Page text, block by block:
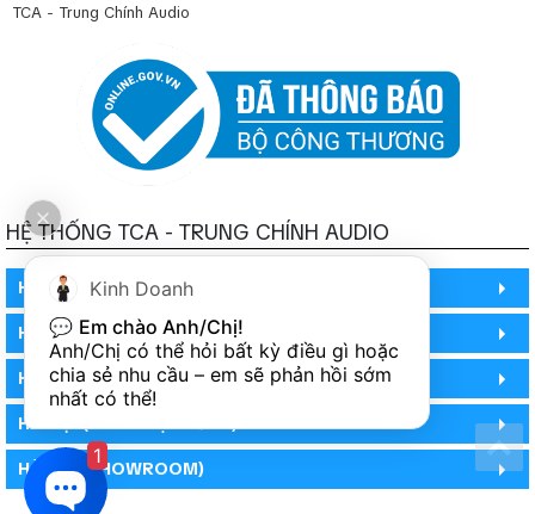
TCA - Trung Chính Audio
HỆ THỐNG TCA - TRUNG CHÍNH AUDIO
HỒ CHÍ MINH
HỒ CHÍ MINH
HỒ CHÍ MINH (PHÒNG BẢO HÀNH)
HÀ NỘI (DEMO HỆ THỐNG)
HÀ NỘI (SHOWROOM)
Kinh Doanh
💬 Em chào Anh/Chị!
Anh/Chị có thể hỏi bất kỳ điều gì hoặc
chia sẻ nhu cầu – em sẽ phản hồi sớm
nhất có thể!
1